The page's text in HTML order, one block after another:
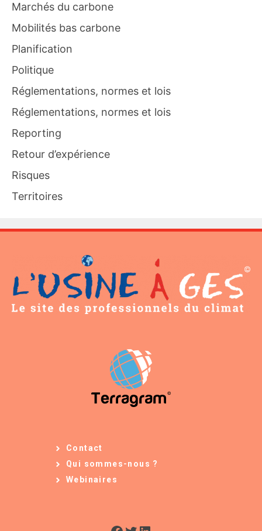
Marchés du carbone
Mobilités bas carbone
Planification
Politique
Réglementations, normes et lois
Réglementations, normes et lois
Reporting
Retour d’expérience
Risques
Territoires
Contact
Qui sommes-nous ?
Webinaires